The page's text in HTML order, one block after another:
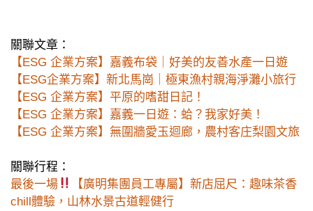
關聯文章：
【ESG 企業方案】嘉義布袋｜好美的友善水產一日遊
【ESG企業方案】新北馬崗｜極東漁村親海淨灘小旅行
【ESG 企業方案】平原的嗜甜日記！
【ESG 企業方案】嘉義一日遊：蛤？我家好美！
【ESG 企業方案】無圍牆愛玉迴廊，農村客庄梨園文旅
關聯行程：
最後一場
【廣明集團員工專屬】新店屈尺：趣味茶香
chill體驗，山林水景古道輕健行